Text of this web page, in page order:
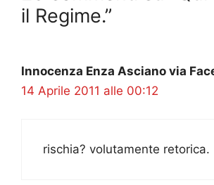
il Regime.”
Innocenza Enza Asciano via
14 Aprile 2011 alle 00:12
rischia? volutamente retorica.